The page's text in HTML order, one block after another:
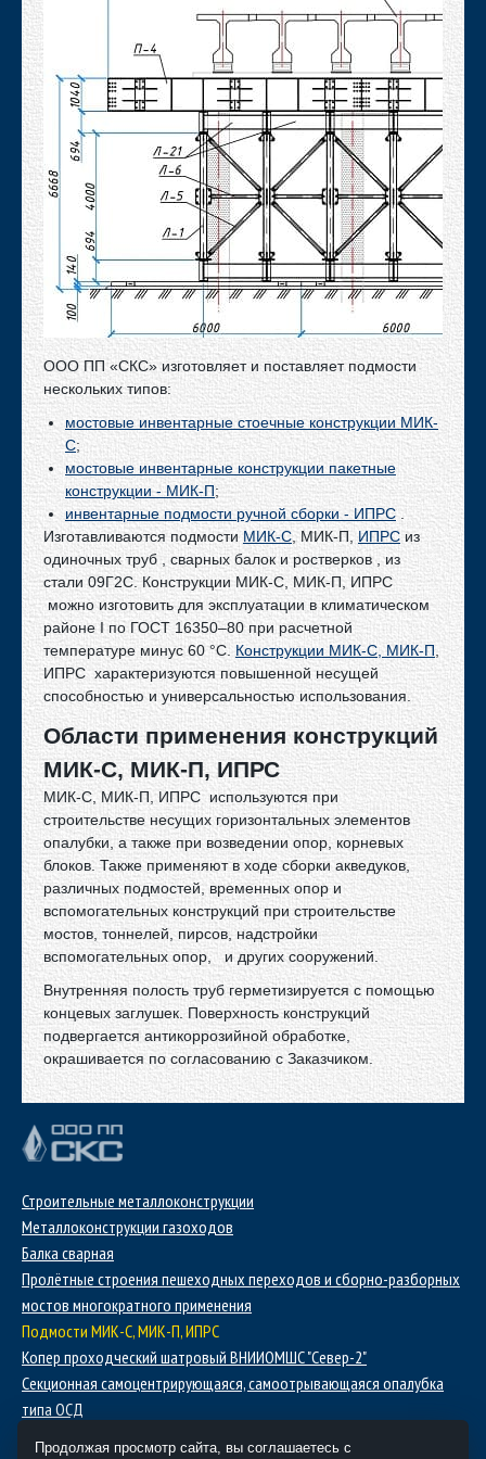
Производство и изготовление металлоконструкций
Плазменная резка металлопроката
Гибка листового металлопроката
Производство нестандартных металлоконструкций
Раскрой листового металла
Наше производство
Вакансии
Партнеры
Проекты
Водопропускные трубы
Газоходы
Каркасы
Мосты ВМ
Прочая продукция
Рама шагающего экскаватора
Сборно-разборные мосты многократного применения
Контрольная сборка моста
Пешеходный мост на трассе М1
Модульные напорные станции "Роснефть"
Элементы трубопроводов дожимной КС
Политика конфиденциальности
Контакты
ООО ПП «СКС» изготовляет и поставляет подмости
нескольких типов:
мостовые инвентарные стоечные конструкции МИК-
С;
мостовые инвентарные конструкции пакетные
конструкции - МИК-П;
инвентарные подмости ручной сборки - ИПРС.
Изготавливаются подмостиМИК-С , МИК-П, ИПРСиз
одиночных труб , сварных балок и ростверков , из
стали 09Г2С. Конструкции МИК-С, МИК-П, ИПРС
можно изготовить для эксплуатации в климатическом
районе I по ГОСТ 16350–80 при расчетной
температуре минус 60 °С. Конструкции МИК-С, МИК-П
ИПРС характеризуются повышенной несущей
способностью и универсальностью использования.
Области применения конструкций
МИК-С, МИК-П, ИПРС
МИК-С, МИК-П, ИПРС используются при
строительстве несущих горизонтальных элементов
опалубки, а также при возведении опор, корневых
блоков. Также применяют в ходе сборки акведуков,
различных подмостей, временных опор и
вспомогательных конструкций при строительстве
мостов, тоннелей, пирсов, надстройки
вспомогательных опор, и других сооружений.
Внутренняя полость труб герметизируется с помощью
концевых заглушек. Поверхность конструкций
подвергается антикоррозийной обработке,
окрашивается по согласованию с Заказчиком.
Строительные металлоконструкции
Металлоконструкции газоходов
Балка сварная
Пролётные строения пешеходных переходов и сборно-разборных
мостов многократного применения
Подмости МИК-С, МИК-П, ИПРС
Копер проходческий шатровый ВНИИОМШС "Север-2"
Секционная самоцентрирующаяся, самоотрывающаяся опалубка
типа ОСД
Продолжая просмотр сайта, вы соглашаетесь с